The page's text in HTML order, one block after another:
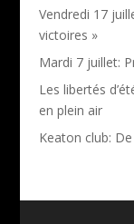
Vendredi 17
victoires »
Mardi 7 juillet:
Les libertés
en plein air
Keaton club: